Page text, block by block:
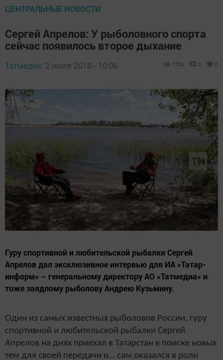
ЦЕНТРАЛЬНЫЕ НОВОСТИ
Сергей Апрелов: У рыболовного спорта
сейчас появилось второе дыхание
Татмедиа, 2 июля 2018 - 10:06 1784 0 0
Гуру спортивной и любительской рыбалки Сергей
Апрелов дал эксклюзивное интервью для ИА «Татар-
информ» – генеральному директору АО «Татмедиа» и
тоже заядлому рыболову Андрею Кузьмину.
Один из самых известных рыболовов России, гуру
спортивной и любительской рыбалки Сергей
Апрелов на днях приехал в Татарстан в поиске новых
тем для своей передачи и… сам оказался в роли